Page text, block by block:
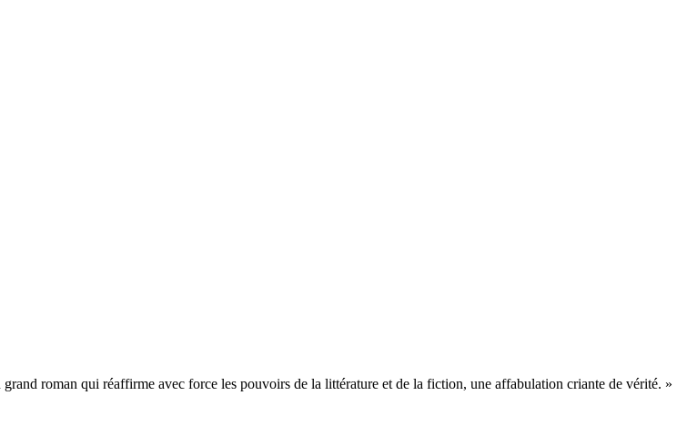
roman qui réaffirme avec force les pouvoirs de la littérature et de la fiction, une affabulation criante de vérité. »